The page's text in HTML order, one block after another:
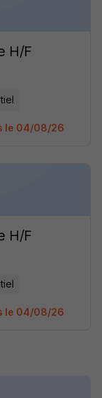
H/F
le 04/08/26
H/F
le 04/08/26